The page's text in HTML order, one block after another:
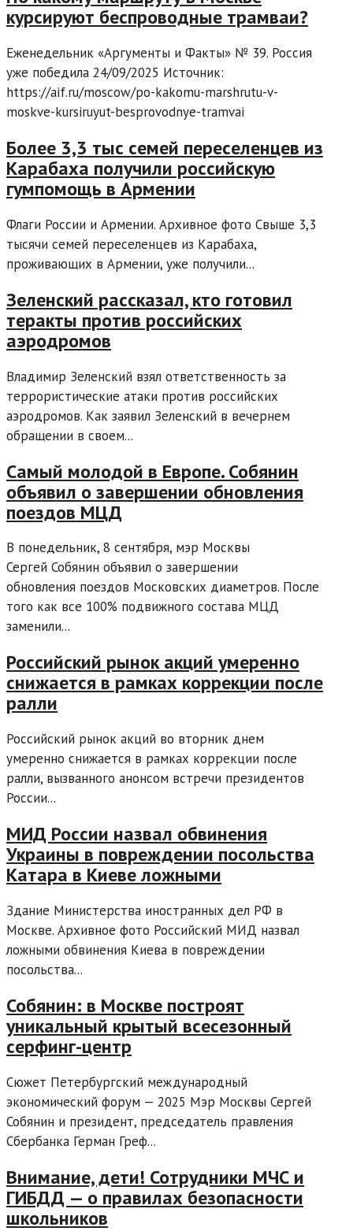
курсируют беспроводные трамваи?
Еженедельник «Аргументы и Факты» № 39. Россия
уже победила 24/09/2025 Источник:
https://aif.ru/moscow/po-kakomu-marshrutu-v-
moskve-kursiruyut-besprovodnye-tramvai
Более 3,3 тыс семей переселенцев из
Карабаха получили российскую
гумпомощь в Армении
Флаги России и Армении. Архивное фото Свыше 3,3
тысячи семей переселенцев из Карабаха,
проживающих в Армении, уже получили...
Зеленский рассказал, кто готовил
теракты против российских
аэродромов
Владимир Зеленский взял ответственность за
террористические атаки против российских
аэродромов. Как заявил Зеленский в вечернем
обращении в своем...
Самый молодой в Европе. Собянин
объявил о завершении обновления
поездов МЦД
В понедельник, 8 сентября, мэр Москвы
Сергей Собянин объявил о завершении
обновления поездов Московских диаметров. После
того как все 100% подвижного состава МЦД
заменили...
Российский рынок акций умеренно
снижается в рамках коррекции после
ралли
Российский рынок акций во вторник днем
умеренно снижается в рамках коррекции после
ралли, вызванного анонсом встречи президентов
России...
МИД России назвал обвинения
Украины в повреждении посольства
Катара в Киеве ложными
Здание Министерства иностранных дел РФ в
Москве. Архивное фото Российский МИД назвал
ложными обвинения Киева в повреждении
посольства...
Собянин: в Москве построят
уникальный крытый всесезонный
серфинг-центр
Сюжет Петербургский международный
экономический форум — 2025 Мэр Москвы Сергей
Собянин и президент, председатель правления
Сбербанка Герман Греф...
Внимание, дети! Сотрудники МЧС и
ГИБДД — о правилах безопасности
школьников